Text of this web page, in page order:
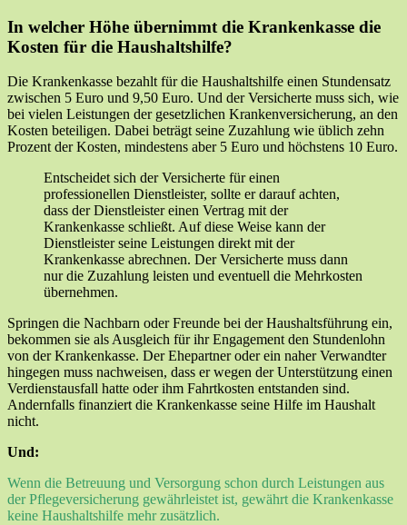
In welcher Höhe übernimmt die Krankenkasse die
Kosten für die Haushaltshilfe?
Die Krankenkasse bezahlt für die Haushaltshilfe einen Stundensatz
zwischen 5 Euro und 9,50 Euro. Und der Versicherte muss sich, wie
bei vielen Leistungen der gesetzlichen Krankenversicherung, an den
Kosten beteiligen. Dabei beträgt seine Zuzahlung wie üblich zehn
Prozent der Kosten, mindestens aber 5 Euro und höchstens 10 Euro.
Entscheidet sich der Versicherte für einen
professionellen Dienstleister, sollte er darauf achten,
dass der Dienstleister einen Vertrag mit der
Krankenkasse schließt. Auf diese Weise kann der
Dienstleister seine Leistungen direkt mit der
Krankenkasse abrechnen. Der Versicherte muss dann
nur die Zuzahlung leisten und eventuell die Mehrkosten
übernehmen.
Springen die Nachbarn oder Freunde bei der Haushaltsführung ein,
bekommen sie als Ausgleich für ihr Engagement den Stundenlohn
von der Krankenkasse. Der Ehepartner oder ein naher Verwandter
hingegen muss nachweisen, dass er wegen der Unterstützung einen
Verdienstausfall hatte oder ihm Fahrtkosten entstanden sind.
Andernfalls finanziert die Krankenkasse seine Hilfe im Haushalt
nicht.
Und:
Wenn die Betreuung und Versorgung schon durch Leistungen aus
der Pflegeversicherung gewährleistet ist, gewährt die Krankenkasse
keine Haushaltshilfe mehr zusätzlich.